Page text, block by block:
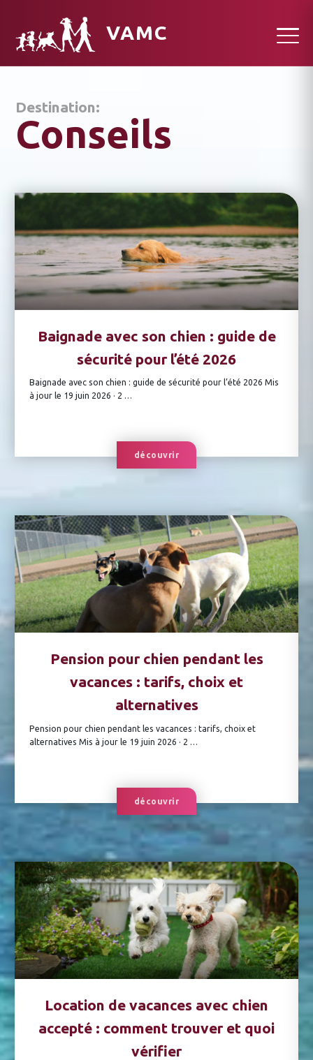
VAMC
Destination:
Conseils
Baignade avec son chien : guide de
sécurité pour l’été 2026
Baignade avec son chien : guide de sécurité pour l’été 2026 Mis
à jour le 19 juin 2026 · 2 …
découvrir
Pension pour chien pendant les
vacances : tarifs, choix et
alternatives
Pension pour chien pendant les vacances : tarifs, choix et
alternatives Mis à jour le 19 juin 2026 · 2 …
découvrir
Location de vacances avec chien
accepté : comment trouver et quoi
vérifier